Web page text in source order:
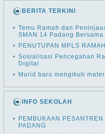
BERITA TERKINI
• Temu Ramah dan
SMAN 14 Padang
•
PENUTUPAN MPLS
• Sosialisasi Pencegahan
Digital
•
Murid baru mengikuti
INFO SEKOLAH
•
PEMBUKAAN
PADANG